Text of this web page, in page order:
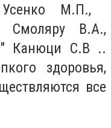
М.П.,
Смоляру В.А.,
Канюци С.В ..
здоровья,
все